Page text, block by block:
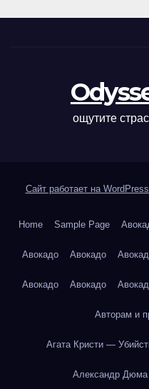
ощутите
Сайт работает на WordPress
Home Sample Page
Авокадо Авокадо
Авокадо Авокадо
Авторам и
Агата Кристи —
Александр